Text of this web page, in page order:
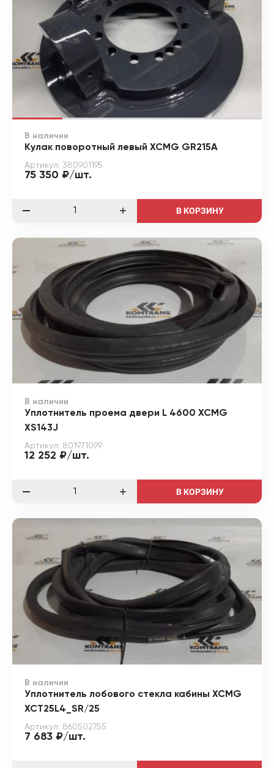
В наличии
Кулак поворотный левый XCMG GR215A
Артикул: 380901195
75 350 ₽/шт.
В КОРЗИНУ
В наличии
Уплотнитель проема двери L 4600 XCMG
XS143J
Артикул: 801971099
12 252 ₽/шт.
В КОРЗИНУ
В наличии
Уплотнитель лобового стекла кабины XCMG
XCT25L4_SR/25
Артикул: 860502755
7 683 ₽/шт.